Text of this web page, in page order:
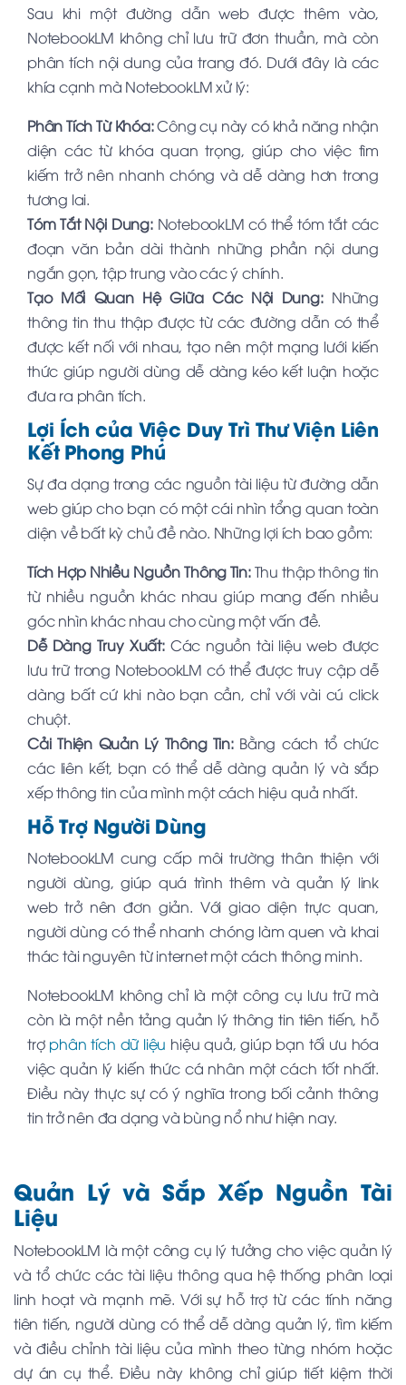
Sau khi một đường dẫn web được thêm vào,
NotebookLM không chỉ lưu trữ đơn thuần, mà còn
phân tích nội dung của trang đó. Dưới đây là các
khía cạnh mà NotebookLM xử lý:
Phân Tích Từ Khóa:Công cụ này có khả năng nhận
diện các từ khóa quan trọng, giúp cho việc tìm
kiếm trở nên nhanh chóng và dễ dàng hơn trong
tương lai.
Tóm Tắt Nội Dung:NotebookLM có thể tóm tắt các
đoạn văn bản dài thành những phần nội dung
ngắn gọn, tập trung vào các ý chính.
Tạo Mối Quan Hệ Giữa Các Nội Dung:Những
thông tin thu thập được từ các đường dẫn có thể
được kết nối với nhau, tạo nên một mạng lưới kiến
thức giúp người dùng dễ dàng kéo kết luận hoặc
đưa ra phân tích.
Lợi Ích của Việc Duy Trì Thư Viện Liên
Kết Phong Phú
Sự đa dạng trong các nguồn tài liệu từ đường dẫn
web giúp cho bạn có một cái nhìn tổng quan toàn
diện về bất kỳ chủ đề nào. Những lợi ích bao gồm:
Tích Hợp Nhiều Nguồn Thông Tin:Thu thập thông tin
từ nhiều nguồn khác nhau giúp mang đến nhiều
góc nhìn khác nhau cho cùng một vấn đề.
Dễ Dàng Truy Xuất:Các nguồn tài liệu web được
lưu trữ trong NotebookLM có thể được truy cập dễ
dàng bất cứ khi nào bạn cần, chỉ với vài cú click
chuột.
Cải Thiện Quản Lý Thông Tin:Bằng cách tổ chức
các liên kết, bạn có thể dễ dàng quản lý và sắp
xếp thông tin của mình một cách hiệu quả nhất.
Hỗ Trợ Người Dùng
NotebookLM cung cấp môi trường thân thiện với
người dùng, giúp quá trình thêm và quản lý link
web trở nên đơn giản. Với giao diện trực quan,
người dùng có thể nhanh chóng làm quen và khai
thác tài nguyên từ internet một cách thông minh.
NotebookLM không chỉ là một công cụ lưu trữ mà
còn là một nền tảng quản lý thông tin tiên tiến, hỗ
trợ phân tích dữ liệu hiệu quả, giúp bạn tối ưu hóa
việc quản lý kiến thức cá nhân một cách tốt nhất.
Điều này thực sự có ý nghĩa trong bối cảnh thông
tin trở nên đa dạng và bùng nổ như hiện nay.
Quản Lý và Sắp Xếp Nguồn Tài
Liệu
NotebookLM là một công cụ lý tưởng cho việc quản lý
và tổ chức các tài liệu thông qua hệ thống phân loại
linh hoạt và mạnh mẽ. Với sự hỗ trợ từ các tính năng
tiên tiến, người dùng có thể dễ dàng quản lý, tìm kiếm
và điều chỉnh tài liệu của mình theo từng nhóm hoặc
dự án cụ thể. Điều này không chỉ giúp tiết kiệm thời